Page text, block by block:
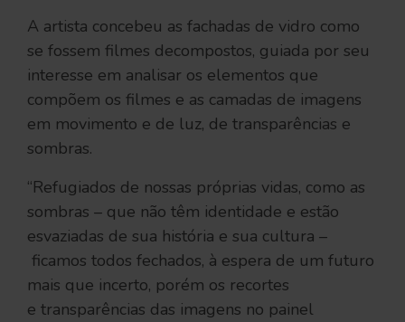
A artista concebeu as fachadas de vidro como
se fossem filmes decompostos, guiada por seu
interesse em analisar os elementos que
compõem os filmes e as camadas de imagens
em movimento e de luz, de transparências e
sombras.
“Refugiados de nossas próprias vidas, como as
sombras – que não têm identidade e estão
esvaziadas de sua história e sua cultura –
ficamos todos fechados, à espera de um futuro
mais que incerto, porém os recortes
e transparências das imagens no painel